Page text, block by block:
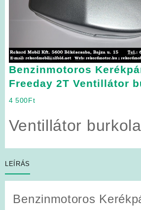
Benzinmotoros
Freeday 2T Ventillátor
4 500Ft
Ventillátor
LEÍRÁS
Benzinmotoros